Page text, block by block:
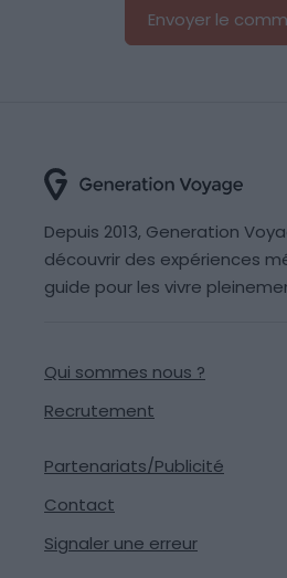
Depuis 2013, Generation
découvrir des expériences
guide pour les vivre
Qui sommes nous ?
Recrutement
Partenariats/Publicité
Contact
Signaler une erreur